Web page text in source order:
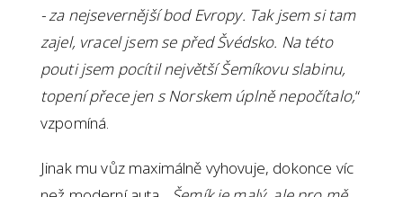
- za nejsevernější bod Evropy. Tak jsem si tam
zajel, vracel jsem se před Švédsko. Na této
pouti jsem pocítil největší Šemíkovu slabinu,
topení přece jen s Norskem úplně nepočítalo,“
vzpomíná.
Jinak mu vůz maximálně vyhovuje, dokonce víc